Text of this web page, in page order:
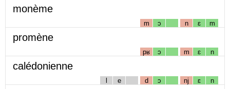
monème
m ɔ n ɛ m
promène
pʁ ɔ m ɛ n
calédonienne
l e d ɔ nj ɛ n